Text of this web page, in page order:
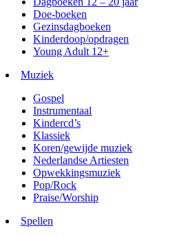
Doe-boeken
Gezinsdagboeken
Kinderdoop/opdragen
Young Adult 12+
Muziek
Gospel
Instrumentaal
Kindercd’s
Klassiek
Koren/gewijde muziek
Nederlandse Artiesten
Opwekkingsmuziek
Pop/Rock
Praise/Worship
Spellen